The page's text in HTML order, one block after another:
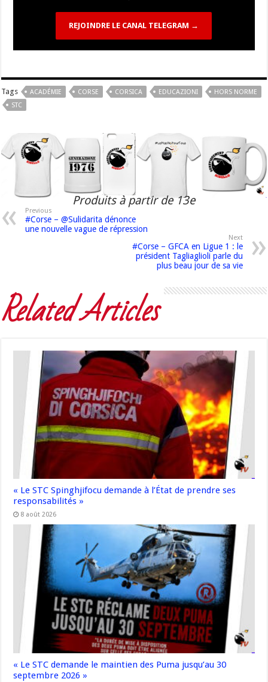
REJOINDRE LE CANAL TELEGRAM →
Tags ACADÉMIE CORSE CORSICA EDUCAZIONI
HORS NORME
STC
Produits à partir de 13e
Previous
#Corse – @Sulidarita dénonce
une nouvelle vague de répression
Next
#Corse – GFCA en Ligue 1 : le
président Tagliaglioli parle du
plus beau jour de sa vie
Related Articles
« Le STC Spinghjifocu demande à l’État de prendre ses
responsabilités »
8 août 2026
« Le STC demande le maintien des Puma jusqu’au 30
septembre 2026 »